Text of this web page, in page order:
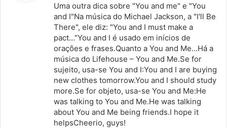
s
e
Uma outra dica sobre "You and me" e "You
and I"Na música do Michael Jackson, a "I'll Be
There", ele diz: "You and I must make a
pact…"You and I é usado em inícios de
orações e frases.Quanto a You and Me…Há a
música do Lifehouse – You and Me.Se for
sujeito, usa-se You and I:You and I are buying
new clothes tomorrow.You and I should study
more.Se for objeto, usa-se You and Me:He
was talking to You and Me.He was talking
about You and Me being friends.I hope it
helpsCheerio, guys!